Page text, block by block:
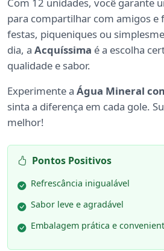
Com 12 unidades, você garante
para compartilhar com amigos e
festas, piqueniques ou
dia, a Acquíssima é a escolha
qualidade e sabor.
Experimente a Água Mineral
sinta a diferença em cada gole.
melhor!
Pontos Positivos
Refrescância inigualável
Sabor leve e agradável
Embalagem prática e